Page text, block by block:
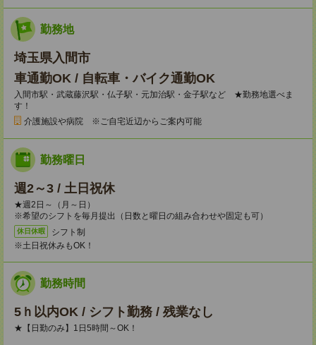
勤務地
埼玉県入間市
車通勤OK / 自転車・バイク通勤OK
入間市駅・武蔵藤沢駅・仏子駅・元加治駅・金子駅など ★勤務地選べま
す！
介護施設や病院 ※ご自宅近辺からご案内可能
勤務曜日
週2～3 / 土日祝休
★週2日～（月～日）
※希望のシフトを毎月提出（日数と曜日の組み合わせや固定も可）
休日休暇
シフト制
※土日祝休みもOK！
勤務時間
5ｈ以内OK / シフト勤務 / 残業なし
★【日勤のみ】1日5時間～OK！